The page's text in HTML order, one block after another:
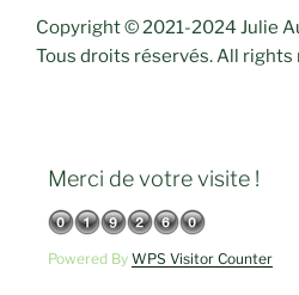
Copyright © 2021-2024 Julie
Tous droits réservés. All rights
Merci de votre visite !
Powered By WPS Visitor Counter